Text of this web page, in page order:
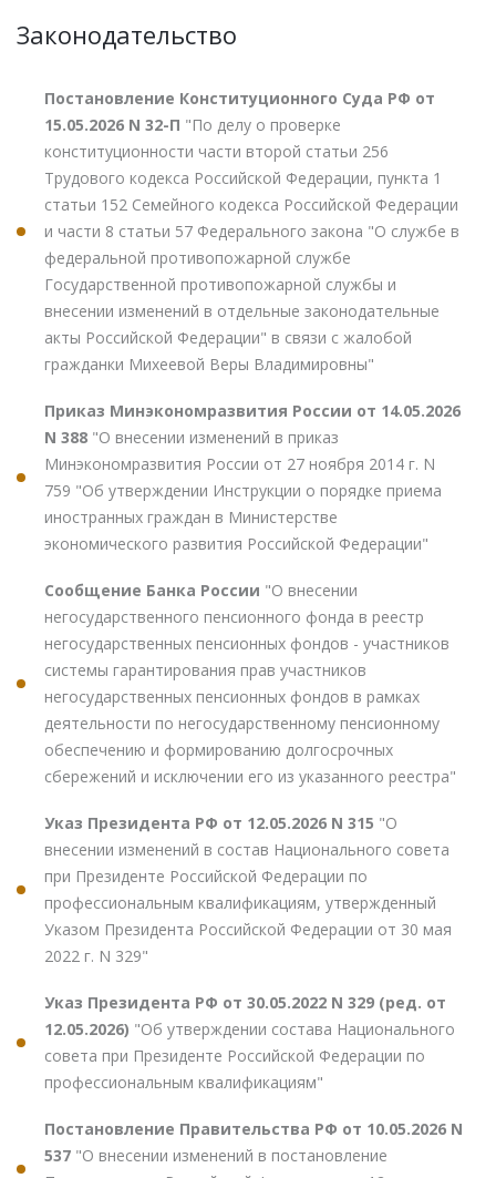
Законодательство
Постановление Конституционного Суда РФ от
15.05.2026 N 32-П "По делу о проверке
конституционности части второй статьи 256
Трудового кодекса Российской Федерации, пункта 1
статьи 152 Семейного кодекса Российской Федерации
и части 8 статьи 57 Федерального закона "О службе в
федеральной противопожарной службе
Государственной противопожарной службы и
внесении изменений в отдельные законодательные
акты Российской Федерации" в связи с жалобой
гражданки Михеевой Веры Владимировны"
Приказ Минэкономразвития России от 14.05.2026
N 388 "О внесении изменений в приказ
Минэкономразвития России от 27 ноября 2014 г. N
759 "Об утверждении Инструкции о порядке приема
иностранных граждан в Министерстве
экономического развития Российской Федерации"
Сообщение Банка России "О внесении
негосударственного пенсионного фонда в реестр
негосударственных пенсионных фондов - участников
системы гарантирования прав участников
негосударственных пенсионных фондов в рамках
деятельности по негосударственному пенсионному
обеспечению и формированию долгосрочных
сбережений и исключении его из указанного реестра"
Указ Президента РФ от 12.05.2026 N 315 "О
внесении изменений в состав Национального совета
при Президенте Российской Федерации по
профессиональным квалификациям, утвержденный
Указом Президента Российской Федерации от 30 мая
2022 г. N 329"
Указ Президента РФ от 30.05.2022 N 329 (ред. от
12.05.2026) "Об утверждении состава Национального
совета при Президенте Российской Федерации по
профессиональным квалификациям"
Постановление Правительства РФ от 10.05.2026 N
537 "О внесении изменений в постановление